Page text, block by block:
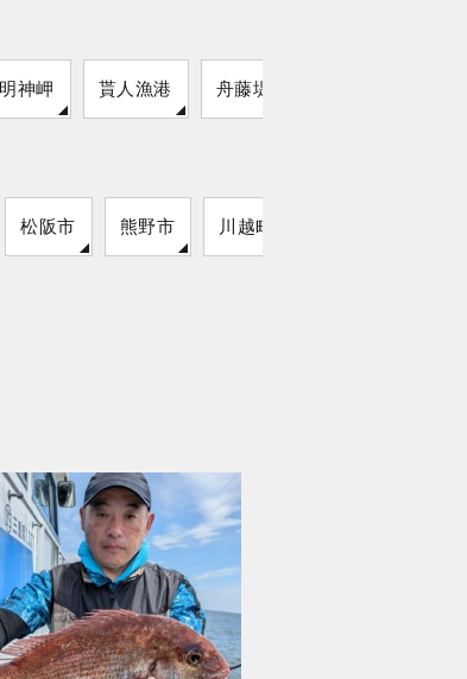
明神岬 貰人漁港 舟藤堤防
松阪市 熊野市 川越町